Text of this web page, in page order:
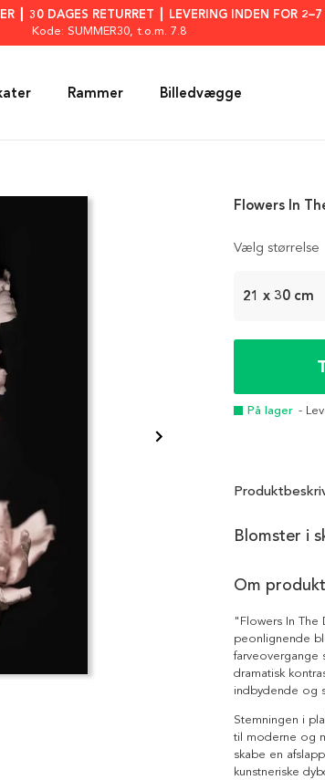
┃ 30 DAGES RETURRET ┃ LEVERING INDEN FOR 2–7
Kode: SUMMER30, t.o.m. 7.8
Rammer Billedvægge
Vælg størrelse
21 x 30 cm
På lager -
Flowers In
Blomster i
Om
"Flowers In
peonlignende
farveovergange
dramatisk
indbydende og
Stemningen i
til moderne og
skabe en
kunstneriske